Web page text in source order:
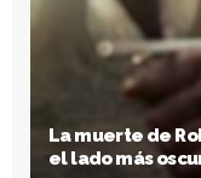
La muerte de
el lado más